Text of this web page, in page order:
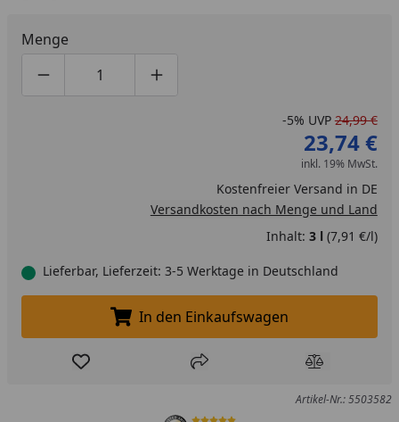
Menge
Produktmenge um eins verringern
Produktmenge manuell eingeben
Produktmenge um eins erhöhen
-5% UVP 24,99 €
23,74 €
inkl. 19% MwSt.
Kostenfreier Versand in DE
Versandkosten nach Menge und Land
Inhalt: 3 l (7,91 €/l)
Lieferbar, Lieferzeit: 3-5 Werktage in Deutschland
In den Einkaufswagen legen
In den Einkaufswagen
Produkt zur Wunschliste hinzufügen
Teilen Produkt
Artikel-Nr.: 5503582